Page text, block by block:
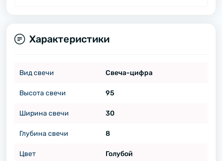
Характеристики
Вид свечи Свеча-цифра
Высота свечи 95
Ширина свечи 30
Глубина свечи 8
Цвет Голубой